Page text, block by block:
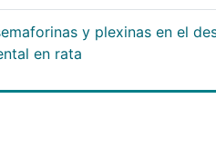
y plexinas en el
en rata